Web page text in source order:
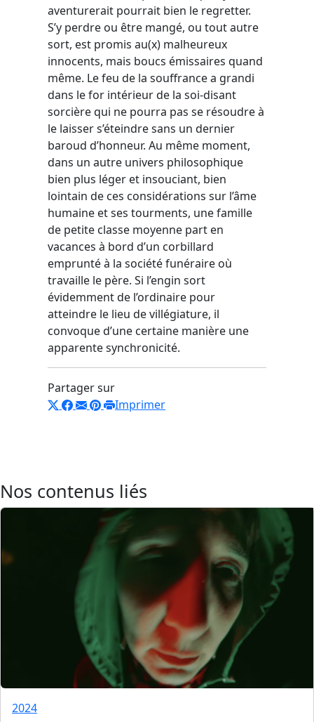
aventurerait pourrait bien le regretter.
S’y perdre ou être mangé, ou tout autre
sort, est promis au(x) malheureux
innocents, mais boucs émissaires quand
même. Le feu de la souffrance a grandi
dans le for intérieur de la soi-disant
sorcière qui ne pourra pas se résoudre à
le laisser s’éteindre sans un dernier
baroud d’honneur. Au même moment,
dans un autre univers philosophique
bien plus léger et insouciant, bien
lointain de ces considérations sur l’âme
humaine et ses tourments, une famille
de petite classe moyenne part en
vacances à bord d’un corbillard
emprunté à la société funéraire où
travaille le père. Si l’engin sort
évidemment de l’ordinaire pour
atteindre le lieu de villégiature, il
convoque d’une certaine manière une
apparente synchronicité.
Partager sur
Imprimer
Nos contenus liés
2024